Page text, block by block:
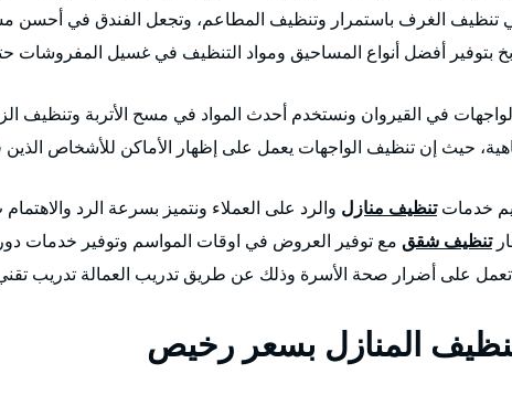
تنظيف الغرف باستمرار وتنظيف المطاعم، وتجعل الفندق في أحسن
بتوفير أفضل أنواع المساحيق ومواد التنظيف في غسيل
في القيروان ونستخدم أحدث المواد في مسح الأتربة وتنظيف
حيث إن تنظيف الواجهات يعمل على إظهار الأماكن للأشخاص
خدماتتنظيف منازل والرد على العملاء ونتميز بسرعة الرد
تنظيف شقق مع توفير العروض في اوقات المواسم وتوفير خدمات
تعمل على أضرار صحة الأسرة وذلك عن طريق تدريب العمالة تدريب
المنازل بسعر رخيص